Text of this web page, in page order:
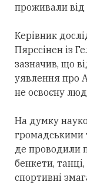
проживали від
Керівник
Пярссінен із
зазначив, що
уявлення про
не освоєну
На думку
громадськими
де проводили
бенкети,
спортивні